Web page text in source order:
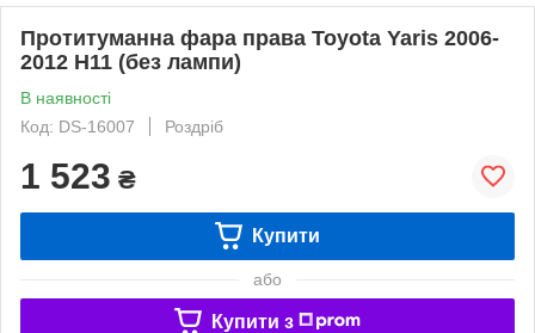
Протитуманна фара права Toyota Yaris 2006-
2012 H11 (без лампи)
В наявності
Код: DS-16007
Роздріб
1 523 ₴
Купити
або
Купити з